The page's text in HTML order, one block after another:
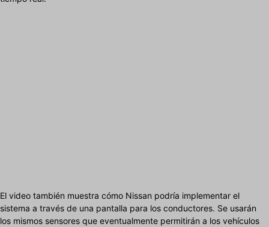
El video también muestra cómo Nissan podría implementar el
sistema a través de una pantalla para los conductores. Se usarán
los mismos sensores que eventualmente permitirán a los vehículos